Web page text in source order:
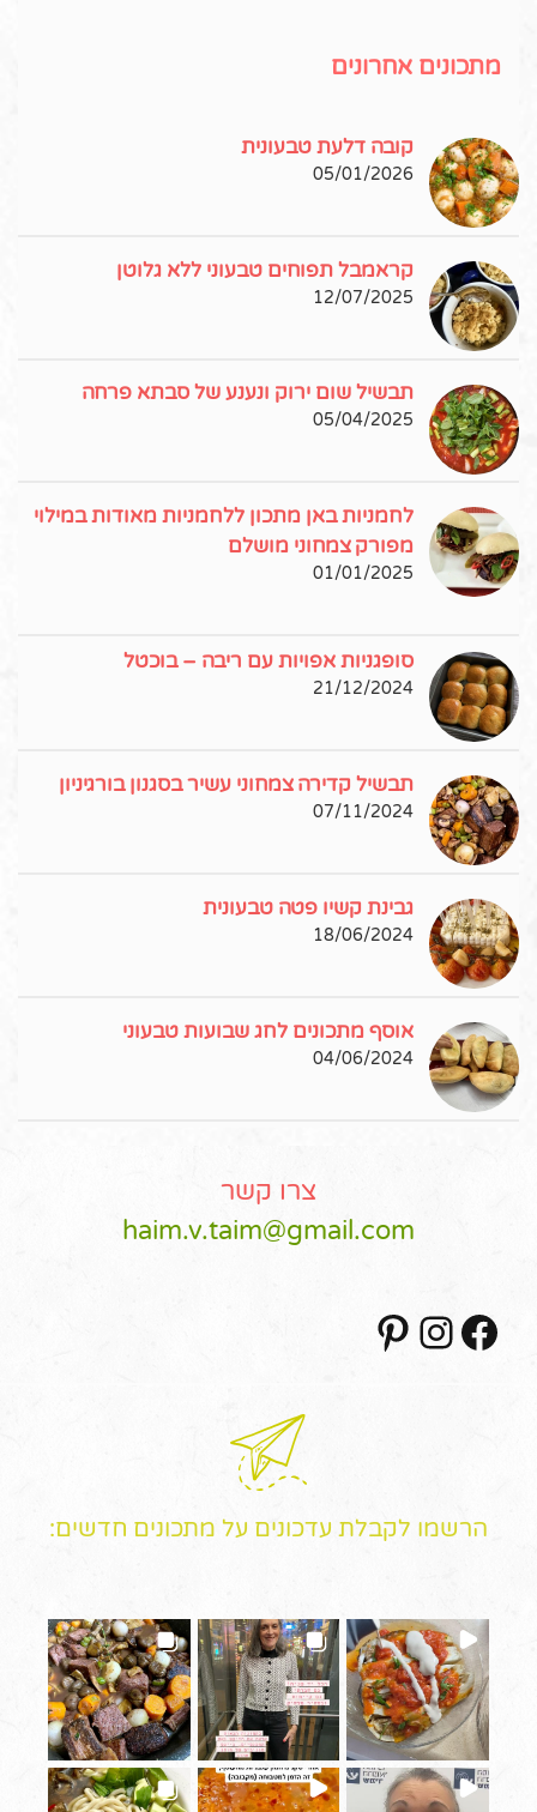
מתכונים אחרונים
קובה דלעת טבעונית
05/01/2026
קראמבל תפוחים טבעוני ללא גלוטן
12/07/2025
תבשיל שום ירוק ונענע של סבתא פרחה
05/04/2025
לחמניות באן מתכון ללחמניות מאודות במילוי
מפורק צמחוני מושלם
01/01/2025
סופגניות אפויות עם ריבה – בוכטל
21/12/2024
תבשיל קדירה צמחוני עשיר בסגנון בורגיניון
07/11/2024
גבינת קשיו פטה טבעונית
18/06/2024
אוסף מתכונים לחג שבועות טבעוני
04/06/2024
צרו קשר
haim.v.taim@gmail.com
Facebook
Instagram
הרשמו לקבלת עדכונים על מתכונים חדשים: